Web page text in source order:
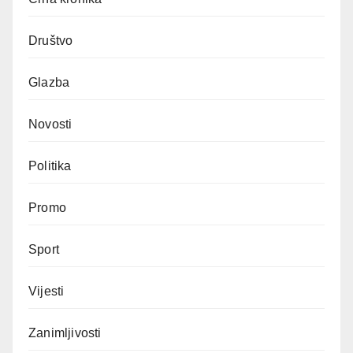
Društvo
Glazba
Novosti
Politika
Promo
Sport
Vijesti
Zanimljivosti